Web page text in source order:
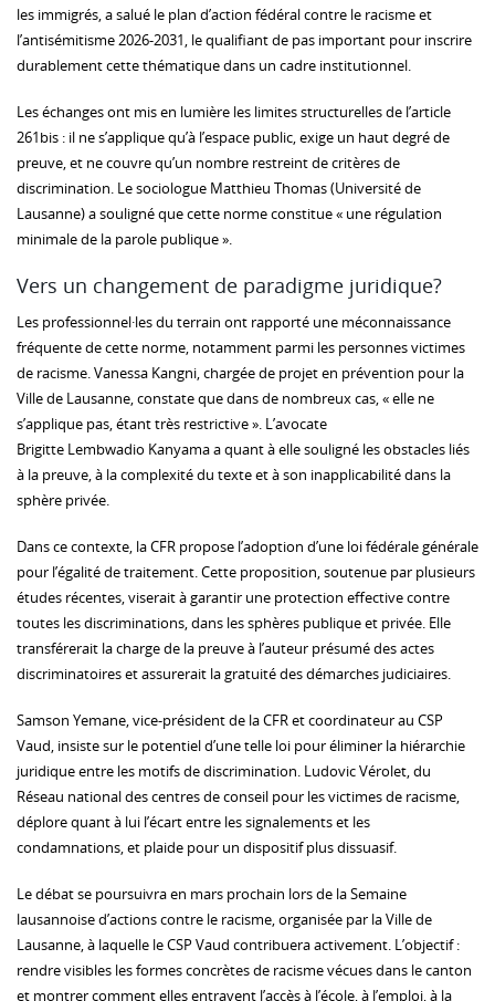
les immigrés, a salué le plan d’action fédéral contre le racisme et
l’antisémitisme 2026-2031, le qualifiant de pas important pour inscrire
durablement cette thématique dans un cadre institutionnel.
Les échanges ont mis en lumière les limites structurelles de l’article
261bis : il ne s’applique qu’à l’espace public, exige un haut degré de
preuve, et ne couvre qu’un nombre restreint de critères de
discrimination. Le sociologue Matthieu Thomas (Université de
Lausanne) a souligné que cette norme constitue « une régulation
minimale de la parole publique ».
Vers un changement de paradigme juridique?
Les professionnel·les du terrain ont rapporté une méconnaissance
fréquente de cette norme, notamment parmi les personnes victimes
de racisme. Vanessa Kangni, chargée de projet en prévention pour la
Ville de Lausanne, constate que dans de nombreux cas, « elle ne
s’applique pas, étant très restrictive ». L’avocate
Brigitte Lembwadio Kanyama a quant à elle souligné les obstacles liés
à la preuve, à la complexité du texte et à son inapplicabilité dans la
sphère privée.
Dans ce contexte, la CFR propose l’adoption d’une loi fédérale générale
pour l’égalité de traitement. Cette proposition, soutenue par plusieurs
études récentes, viserait à garantir une protection effective contre
toutes les discriminations, dans les sphères publique et privée. Elle
transférerait la charge de la preuve à l’auteur présumé des actes
discriminatoires et assurerait la gratuité des démarches judiciaires.
Samson Yemane, vice-président de la CFR et coordinateur au CSP
Vaud, insiste sur le potentiel d’une telle loi pour éliminer la hiérarchie
juridique entre les motifs de discrimination. Ludovic Vérolet, du
Réseau national des centres de conseil pour les victimes de racisme,
déplore quant à lui l’écart entre les signalements et les
condamnations, et plaide pour un dispositif plus dissuasif.
Le débat se poursuivra en mars prochain lors de la Semaine
lausannoise d’actions contre le racisme, organisée par la Ville de
Lausanne, à laquelle le CSP Vaud contribuera activement. L’objectif :
rendre visibles les formes concrètes de racisme vécues dans le canton
et montrer comment elles entravent l’accès à l’école, à l’emploi, à la